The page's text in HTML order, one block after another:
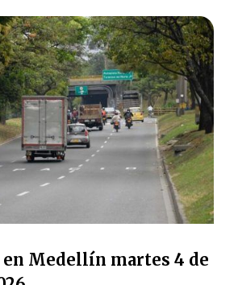
en Medellín martes 4 de